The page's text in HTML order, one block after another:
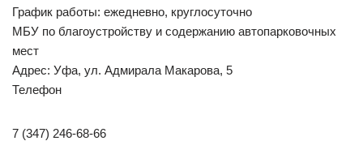
График работы: ежедневно, круглосуточно
МБУ по благоустройству и содержанию автопарковочных
мест
Адрес: Уфа, ул. Адмирала Макарова, 5
Телефон
7 (347) 246-68-66